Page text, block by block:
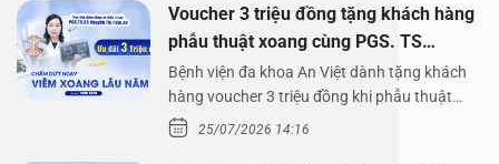
Voucher 3 triệu đồng tặng khách hàng
phẫu thuật xoang cùng PGS. TS
Nguyễn Thị Hoài An
Bệnh viện đa khoa An Việt dành tặng khách
hàng voucher 3 triệu đồng khi phẫu thuật
xoang cùng PGS.…
25/07/2026 14:16